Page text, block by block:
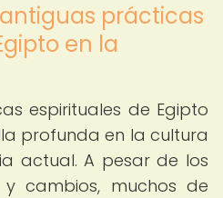
prácticas
en la
espirituales de Egipto
profunda en la cultura
actual. A pesar de los
cambios, muchos de